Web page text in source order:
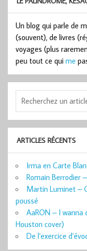
Un blog qui parle de
(souvent), de livres
voyages (plus
peu tout ce qui me
ARTICLES RÉCENTS
Irma en Carte
Romain Berrodier
Martin Luminet –
poussé
AaRON – I wanna
Houston cover)
De l’exercice